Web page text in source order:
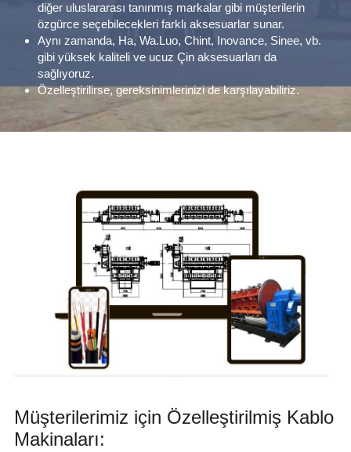
diğer uluslararası tanınmış markalar gibi müşterilerin
özgürce seçebilecekleri farklı aksesuarlar sunar.
Aynı zamanda, Ha, Wa.Luo, Chint, Inovance, Sinee, vb.
gibi yüksek kaliteli ve ucuz Çin aksesuarları da
sağlıyoruz.
Özelleştirilirse, gereksinimlerinizi de karşılayabiliriz.
Müşterilerimiz için Özelleştirilmiş Kablo
Makinaları: